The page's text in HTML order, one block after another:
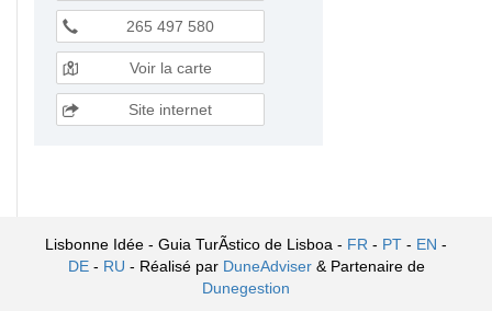
265 497 580
Voir la carte
Site internet
Lisbonne Idée - Guia TurÃ­stico de Lisboa - FR - PT - EN -
DE- RU - Réalisé par DuneAdviser & Partenaire de
Dunegestion